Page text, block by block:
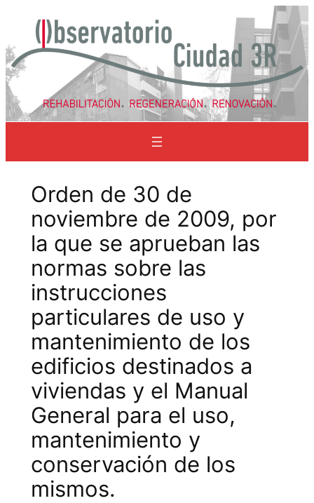
contenido
Orden de 30 de
noviembre de 2009, por
la que se aprueban las
normas sobre las
instrucciones
particulares de uso y
mantenimiento de los
edificios destinados a
viviendas y el Manual
General para el uso,
mantenimiento y
conservación de los
mismos.